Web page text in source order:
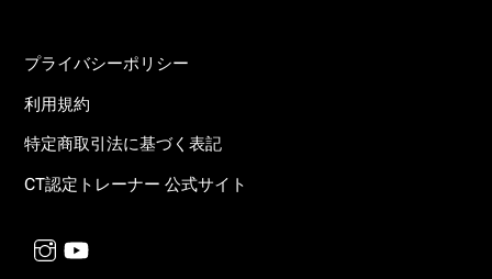
プライバシーポリシー
利用規約
特定商取引法に基づく表記
CT認定トレーナー 公式サイト
Instagram